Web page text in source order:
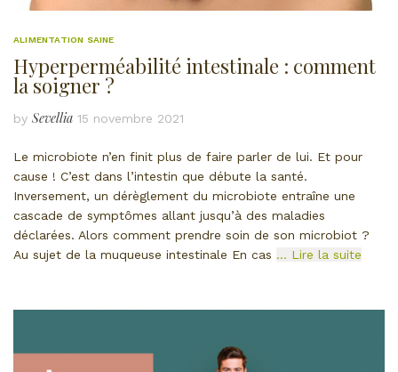
ALIMENTATION SAINE
Hyperperméabilité intestinale : comment
la soigner ?
by Sevellia 15 novembre 2021
Le microbiote n’en finit plus de faire parler de lui. Et pour
cause ! C’est dans l’intestin que débute la santé.
Inversement, un dérèglement du microbiote entraîne une
cascade de symptômes allant jusqu’à des maladies
déclarées. Alors comment prendre soin de son microbiot ?
Au sujet de la muqueuse intestinale En cas … Lire la suite